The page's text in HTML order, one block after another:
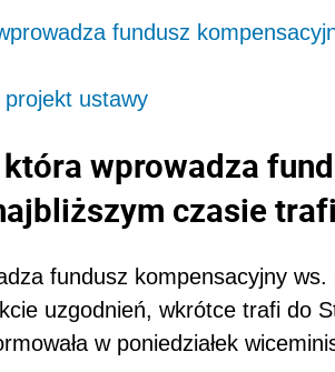
fundusz
ustawy
która wprowadza
czasie
fundusz kompensacyjny ws.
uzgodnień, wkrótce trafi do
w poniedziałek